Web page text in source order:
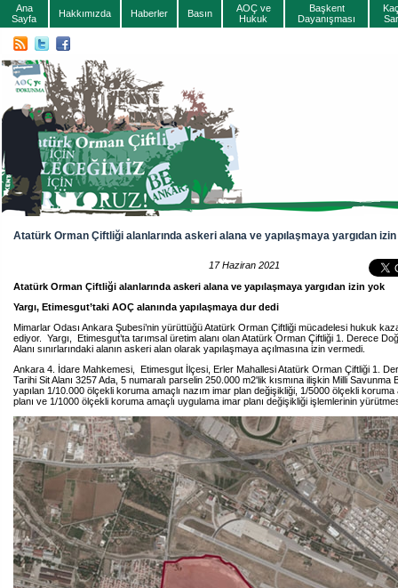
Ana
Sayfa
Hakkımızda Haberler Basın
AOÇ ve
Hukuk
Başkent
Dayanışması
Atatürk Orman Çiftliği alanlarında askeri alana ve yapılaşmaya yargıdan
17 Haziran 2021
Atatürk Orman Çiftliği alanlarında askeri alana ve yapılaşmaya yargıdan izin yok
Yargı, Etimesgut’taki AOÇ alanında yapılaşmaya dur dedi
Mimarlar Odası Ankara Şubesi’nin yürüttüğü Atatürk Orman Çiftliği mücadelesi hukuk
ediyor. Yargı, Etimesgut’ta tarımsal üretim alanı olan Atatürk Orman Çiftliği 1. Derece
Alanı sınırlarındaki alanın askeri alan olarak yapılaşmaya açılmasına izin vermedi.
Ankara 4. İdare Mahkemesi, Etimesgut İlçesi, Erler Mahallesi Atatürk Orman Çiftliği 1.
Tarihi Sit Alanı 3257 Ada, 5 numaralı parselin 250.000 m2'lik kısmına ilişkin Milli Savunma
yapılan 1/10.000 ölçekli koruma amaçlı nazım imar plan değişikliği, 1/5000 ölçekli koruma
planı ve 1/1000 ölçekli koruma amaçlı uygulama imar planı değişikliği işlemlerinin